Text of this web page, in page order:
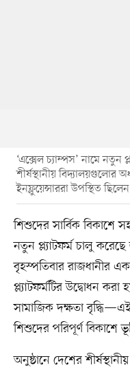
‘এক্সেল চ্যাম্পস’ নামে নতুন
শীর্ষস্থানীয় বিদ্যালয়গুলোর
ইনফ্লুয়েন্সাররা উপস্থিত ছিলেন
শিশুদের সার্বিক বিকাশে
নতুন প্ল্যাটফর্ম চালু করেছে
বৃহস্পতিবার রাজধানীর
প্ল্যাটফর্মটির উদ্বোধন
সামাজিক দক্ষতা
শিশুদের পরিপূর্ণ বিকাশে
অনুষ্ঠানে দেশের